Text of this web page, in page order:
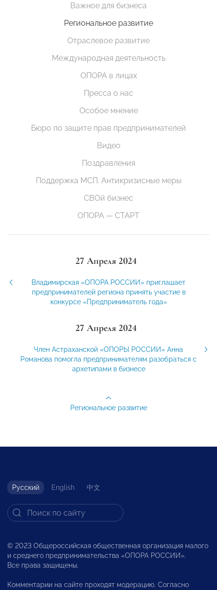
Важное для бизнеса
Региональное развитие
Отраслевое развитие
Международная деятельность
ОПОРА в лицах
Пресса о нас
Особое мнение
Бюро по защите прав предпринимателей
Видео
Поздравления
Поддержка МСП. Антикризисные меры
СВОй бизнес
ОПОРА — СТАРТ
27 Апреля 2024
Владимирская «ОПОРА РОССИИ» приглашает
предпринимателей региона принять участие в
конкурсе «Предприниматель года»
27 Апреля 2024
Член Астраханской «ОПОРЫ РОССИИ» Анна
Романова помогла предпринимателям разобраться с
архетипами в бизнесе
Региональное развитие
Русский English 中文
© 2023 Общероссийская общественная организация малого
и среднего предпринимательства «ОПОРА РОССИИ».
Все права защищены.
Комментарии на сайте проходят модерацию. Согласно